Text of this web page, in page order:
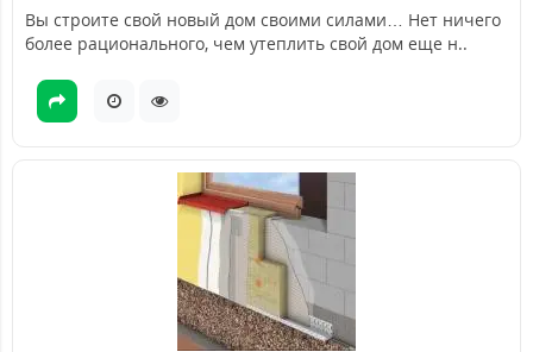
Вы строите свой новый дом своими силами… Нет ничего
более рационального, чем утеплить свой дом еще н..